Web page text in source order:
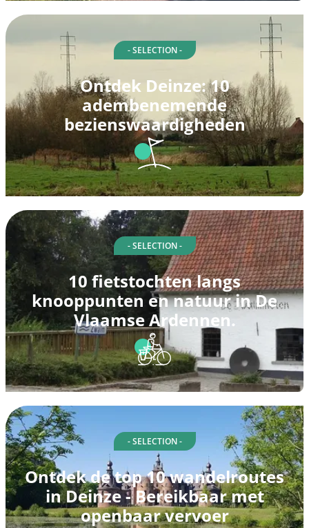
- SELECTION -
Ontdek Deinze: 10
adembenemende
bezienswaardigheden
- SELECTION -
10 fietstochten langs
knooppunten en natuur in De
Vlaamse Ardennen.
- SELECTION -
Ontdek de top 10 wandelroutes
in Deinze - Bereikbaar met
openbaar vervoer